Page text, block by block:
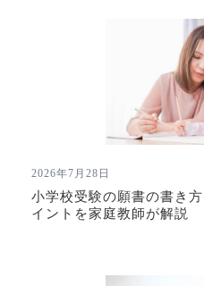
2026年7月28日
小学校受験の願書の書き
イントを家庭教師が解説